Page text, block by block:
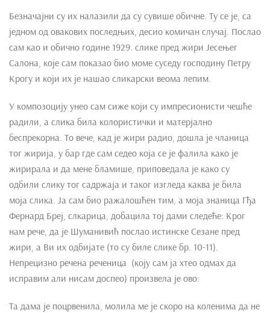
Безначајни су их налазили да су сувише обичне. Ту се је, са
једном од овакових последњих, десио комичан случај. Послао
сам као и обично године 1929. слике пред жири Јесењег
Салона, које сам показао био моме суседу господину Петру
Крогу и који их је нашао сликарски веома лепим.
У композоцију унео сам сиже који су импресионисти чешће
радили, а слика била колористички и матерјално
беспрекорна. То вече, кад је жири радио, дошла је чланица
тог жирија, у бар где сам седео која се је фалила како је
жирирала и да мене бламише, приповедала је како су
одбили слику тог садржаја и таког изгледа каква је била
моја слика. Ја сам био ражалошћен тим, а моја знаница Гђа
Фернард Бреј, слкарица, добацила тој дами следеће: Крог
нам рече, да је Шуманивић послао истинске Сезане пред
жири, а Ви их одбијате (то су биле слике бр. 10-11).
Непрецизно речена реченица (коју сам ја хтео одмах да
исправим али нисам доспео) произвела је ово:
Та дама је поцрвенила, молила ме је скоро на коленима да не